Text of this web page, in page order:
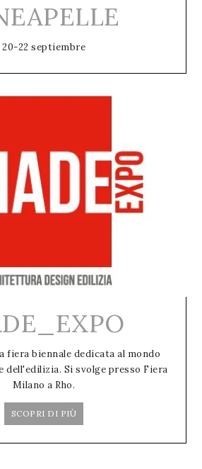
20-22 septiembre
fiera biennale dedicata al mondo
dell'edilizia. Si svolge presso Fiera
Milano a Rho.
SCOPRI DI PIÙ